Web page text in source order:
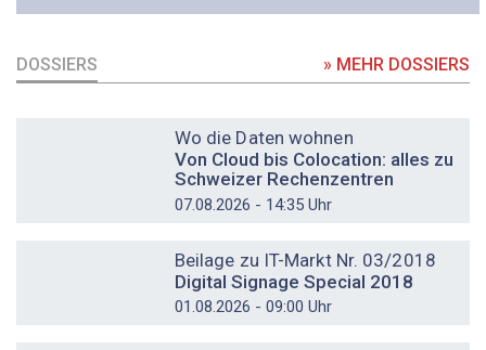
DOSSIERS » MEHR DOSSIERS
Wo die Daten wohnen
Von Cloud bis Colocation: alles zu
Schweizer Rechenzentren
07.08.2026 - 14:35 Uhr
Beilage zu IT-Markt Nr. 03/2018
Digital Signage Special 2018
01.08.2026 - 09:00 Uhr